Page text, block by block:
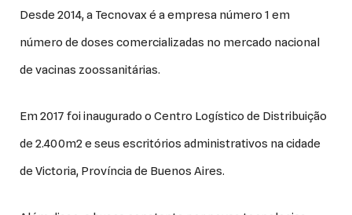
Desde 2014, a Tecnovax é a empresa número 1 em
número de doses comercializadas no mercado nacional
de vacinas zoossanitárias.
Em 2017 foi inaugurado o Centro Logístico de Distribuição
de 2.400m2 e seus escritórios administrativos na cidade
de Victoria, Província de Buenos Aires.